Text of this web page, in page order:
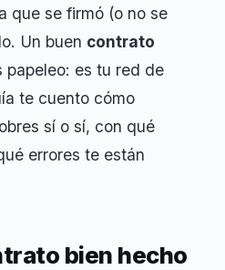
que se firmó (o no se
Un buen contrato
papeleo: es tu red de
te cuento cómo
sí o sí, con qué
errores te están
bien hecho